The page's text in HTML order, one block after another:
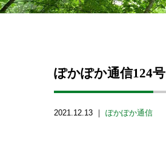
ぽかぽか通信124号
2021.12.13 ｜ぽかぽか通信